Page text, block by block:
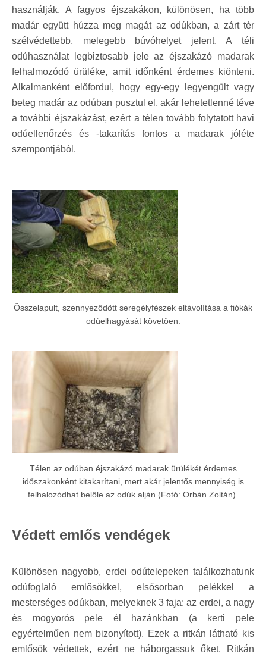
használják. A fagyos éjszakákon, különösen, ha több
madár együtt húzza meg magát az odúkban, a zárt tér
szélvédettebb, melegebb búvóhelyet jelent. A téli
odúhasználat legbiztosabb jele az éjszakázó madarak
felhalmozódó ürüléke, amit időnként érdemes kiönteni.
Alkalmanként előfordul, hogy egy-egy legyengült vagy
beteg madár az odúban pusztul el, akár lehetetlenné téve
a további éjszakázást, ezért a télen tovább folytatott havi
odúellenőrzés és -takarítás fontos a madarak jóléte
szempontjából.
Összelapult, szennyeződött seregélyfészek eltávolítása a fiókák
odúelhagyását követően.
Télen az odúban éjszakázó madarak ürülékét érdemes
időszakonként kitakarítani, mert akár jelentős mennyiség is
felhalozódhat belőle az odúk alján (Fotó: Orbán Zoltán).
Védett emlős vendégek
Különösen nagyobb, erdei odútelepeken találkozhatunk
odúfoglaló emlősökkel, elsősorban pelékkel a
mesterséges odúkban, melyeknek 3 faja: az erdei, a nagy
és mogyorós pele él hazánkban (a kerti pele
egyértelműen nem bizonyított). Ezek a ritkán látható kis
emlősök védettek, ezért ne háborgassuk őket. Ritkán